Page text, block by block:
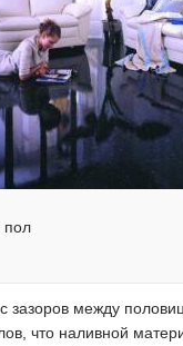
зазоров между
что наливной